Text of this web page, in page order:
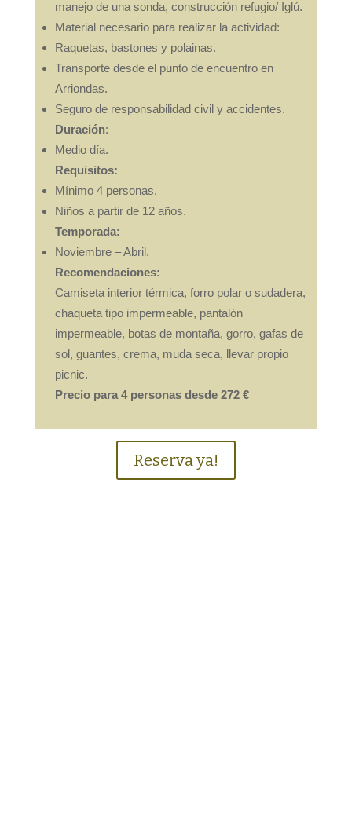
manejo de una sonda, construcción refugio/ Iglú.
Material necesario para realizar la actividad:
Raquetas, bastones y polainas.
Transporte desde el punto de encuentro en
Arriondas.
Seguro de responsabilidad civil y accidentes.
Duración:
Medio día.
Requisitos:
Mínimo 4 personas.
Niños a partir de 12 años.
Temporada:
Noviembre – Abril.
Recomendaciones:
Camiseta interior térmica, forro polar o sudadera,
chaqueta tipo impermeable, pantalón
impermeable, botas de montaña, gorro, gafas de
sol, guantes, crema, muda seca, llevar propio
picnic.
Precio para 4 personas desde 272 €
Reserva ya!